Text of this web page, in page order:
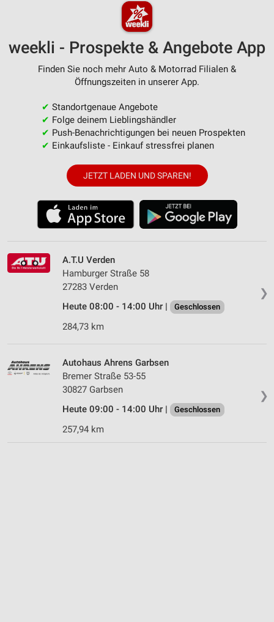
weekli - Prospekte & Angebote App
Finden Sie noch mehr Auto & Motorrad Filialen &
Öffnungszeiten in unserer App.
✔ Standortgenaue Angebote
✔ Folge deinem Lieblingshändler
✔ Push-Benachrichtigungen bei neuen Prospekten
✔ Einkaufsliste - Einkauf stressfrei planen
JETZT LADEN UND SPAREN!
❯
A.T.U Verden
Hamburger Straße 58
27283 Verden
Heute 08:00 - 14:00 Uhr |
Geschlossen
284,73 km
❯
Autohaus Ahrens Garbsen
Bremer Straße 53-55
30827 Garbsen
Heute 09:00 - 14:00 Uhr |
Geschlossen
257,94 km